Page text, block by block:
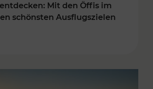
Mit den Öffis im
schönsten Ausflugszielen